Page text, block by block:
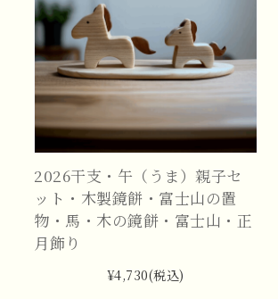
2026干支・午（うま）親子セ
ット・木製鏡餅・富士山の置
物・馬・木の鏡餅・富士山・正
月飾り
¥4,730(税込)